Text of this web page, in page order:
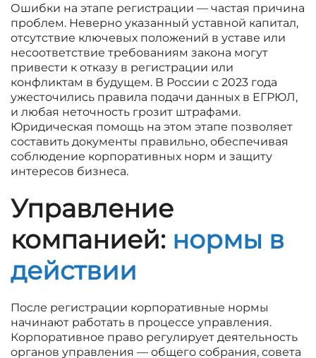
Ошибки на этапе регистрации — частая причина
проблем. Неверно указанный уставной капитал,
отсутствие ключевых положений в уставе или
несоответствие требованиям закона могут
привести к отказу в регистрации или
конфликтам в будущем. В России с 2023 года
ужесточились правила подачи данных в ЕГРЮЛ,
и любая неточность грозит штрафами.
Юридическая помощь на этом этапе позволяет
составить документы правильно, обеспечивая
соблюдение корпоративных норм и защиту
интересов бизнеса.
Управление
компанией: нормы в
действии
После регистрации корпоративные нормы
начинают работать в процессе управления.
Корпоративное право регулирует деятельность
органов управления — общего собрания, совета